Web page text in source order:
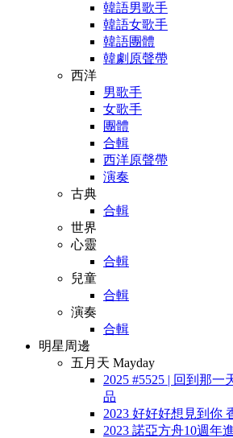
韓語男歌手
韓語女歌手
韓語團體
韓劇原聲帶
西洋
男歌手
女歌手
團體
合輯
西洋原聲帶
演奏
古典
合輯
世界
心靈
合輯
兒童
合輯
演奏
合輯
明星周邊
五月天 Mayday
2025 #5525 | 回到那
品
2023 好好好想見到你
2023 諾亞方舟10週年